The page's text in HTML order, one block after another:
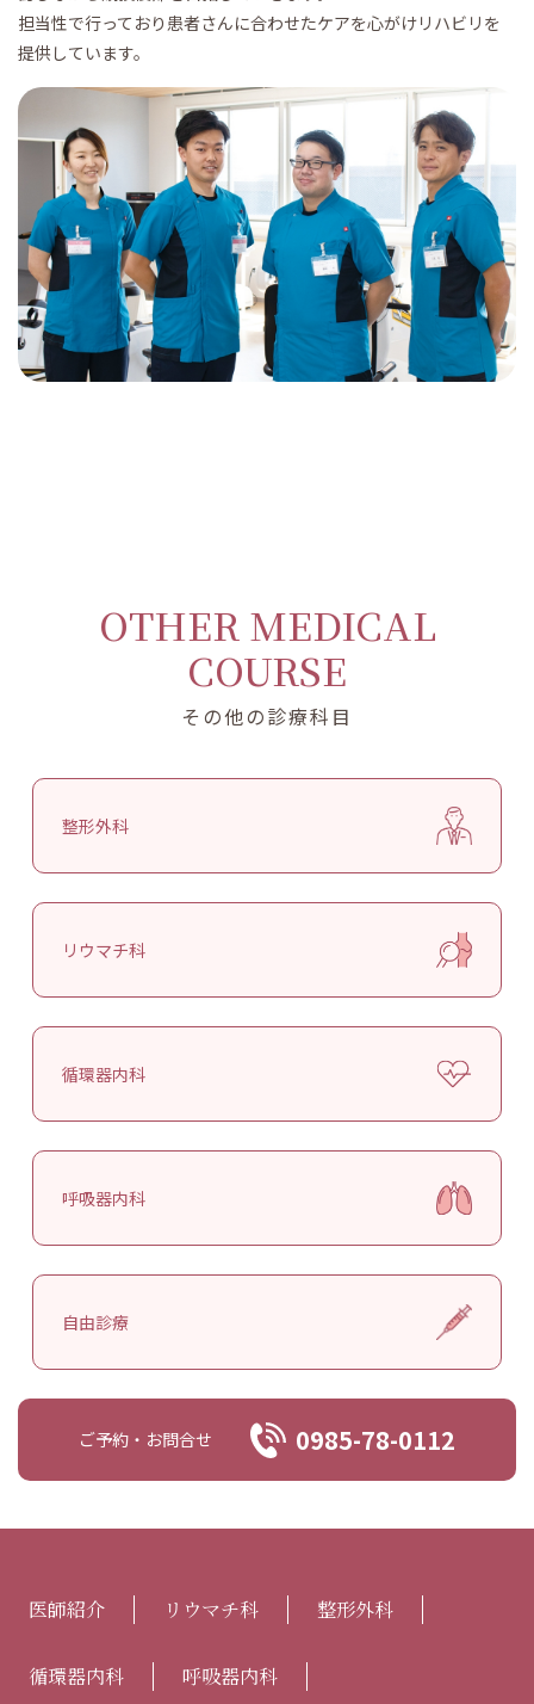
担当性で行っており患者さんに合わせたケアを心がけリハビリを
提供しています。
OTHER MEDICAL
COURSE
その他の診療科目
整形外科
リウマチ科
循環器内科
呼吸器内科
自由診療
ご予約・お問合せ 0985-78-0112
医師紹介 リウマチ科 整形外科
循環器内科 呼吸器内科